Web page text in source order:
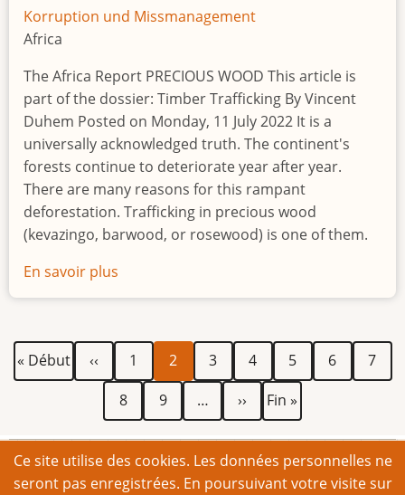
die
geraubt
hatte
Korruption und Missmanagement
Africa
The Africa Report PRECIOUS WOOD This article is
part of the dossier: Timber Trafficking By Vincent
Duhem Posted on Monday, 11 July 2022 It is a
universally acknowledged truth. The continent's
forests continue to deteriorate year after year.
There are many reasons for this rampant
deforestation. Trafficking in precious wood
(kevazingo, barwood, or rosewood) is one of them.
En savoir plus
Timber
The
hidden
history
of
Pagination
Première
page
« Début
précédente
‹‹ Page
1
Page
courante
2 Page
3 Page
4 Page
5 Page
6 Page
7
Page
8 Page
9 …
suivante
››
Dernière
page
Fin »
© 2026 Appel de Bonn. Tous droits réservés.
Ce site utilise des cookies. Les données personnelles ne
seront pas enregistrées. En poursuivant votre visite sur